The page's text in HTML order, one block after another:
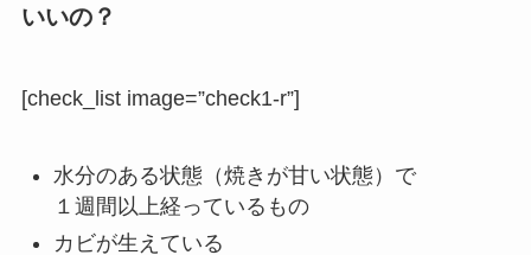
いいの？
[check_list image=”check1-r”]
水分のある状態（焼きが甘い状態）で
１週間以上経っているもの
カビが生えている